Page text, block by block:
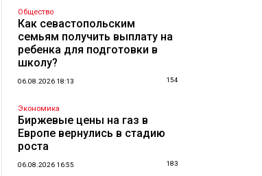
Общество
Как севастопольским
семьям получить выплату на
ребенка для подготовки в
школу?
06.08.2026 18:13 154
Экономика
Биржевые цены на газ в
Европе вернулись в стадию
роста
06.08.2026 16:55 183